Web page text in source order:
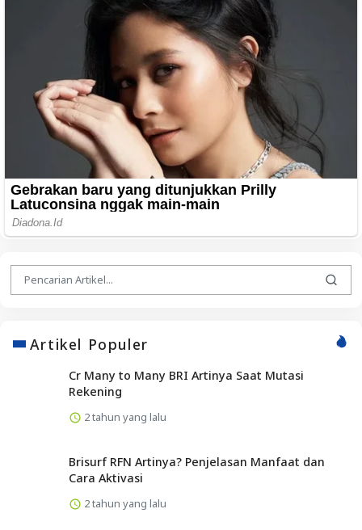
Artikel Populer
Cr Many to Many BRI Artinya Saat Mutasi
Rekening
2 tahun yang lalu
Brisurf RFN Artinya? Penjelasan Manfaat dan
Cara Aktivasi
2 tahun yang lalu